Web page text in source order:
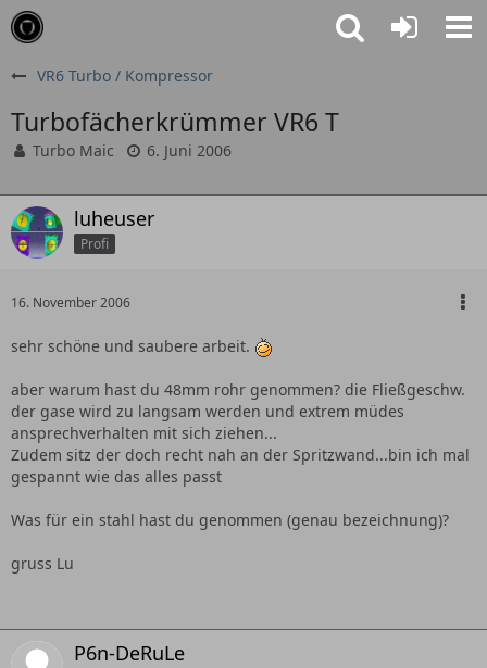
VR6 Turbo / Kompressor
Turbofächerkrümmer VR6 T
Turbo Maic 6. Juni 2006
luheuser
Profi
16. November 2006
sehr schöne und saubere arbeit.
aber warum hast du 48mm rohr genommen? die Fließgeschw.
der gase wird zu langsam werden und extrem müdes
ansprechverhalten mit sich ziehen...
Zudem sitz der doch recht nah an der Spritzwand...bin ich mal
gespannt wie das alles passt
Was für ein stahl hast du genommen (genau bezeichnung)?
gruss Lu
P6n-DeRuLe